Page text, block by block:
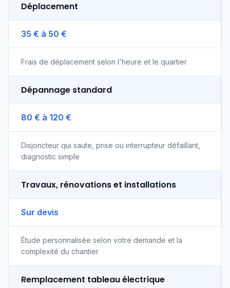
Déplacement
35 € à 50 €
Frais de déplacement selon l'heure et le quartier
Dépannage standard
80 € à 120 €
Disjoncteur qui saute, prise ou interrupteur défaillant,
diagnostic simple
Travaux, rénovations et installations
Sur devis
Étude personnalisée selon votre demande et la
complexité du chantier
Remplacement tableau électrique